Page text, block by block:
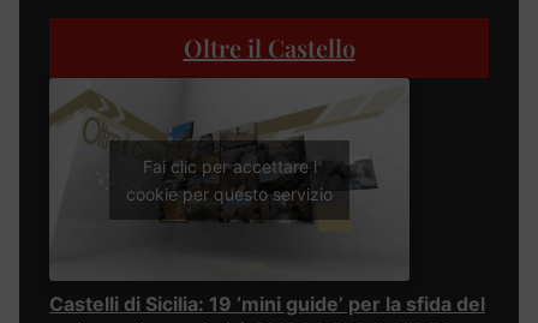
Oltre il Castello
Fai clic per accettare i
cookie per questo servizio
Castelli di Sicilia: 19 ‘mini guide’ per la sfida del